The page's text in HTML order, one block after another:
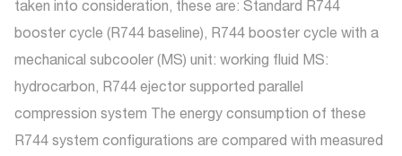
taken into consideration, these are: Standard R744
booster cycle (R744 baseline), R744 booster cycle with a
mechanical subcooler (MS) unit: working fluid MS:
hydrocarbon, R744 ejector supported parallel
compression system The energy consumption of these
R744 system configurations are compared with measured